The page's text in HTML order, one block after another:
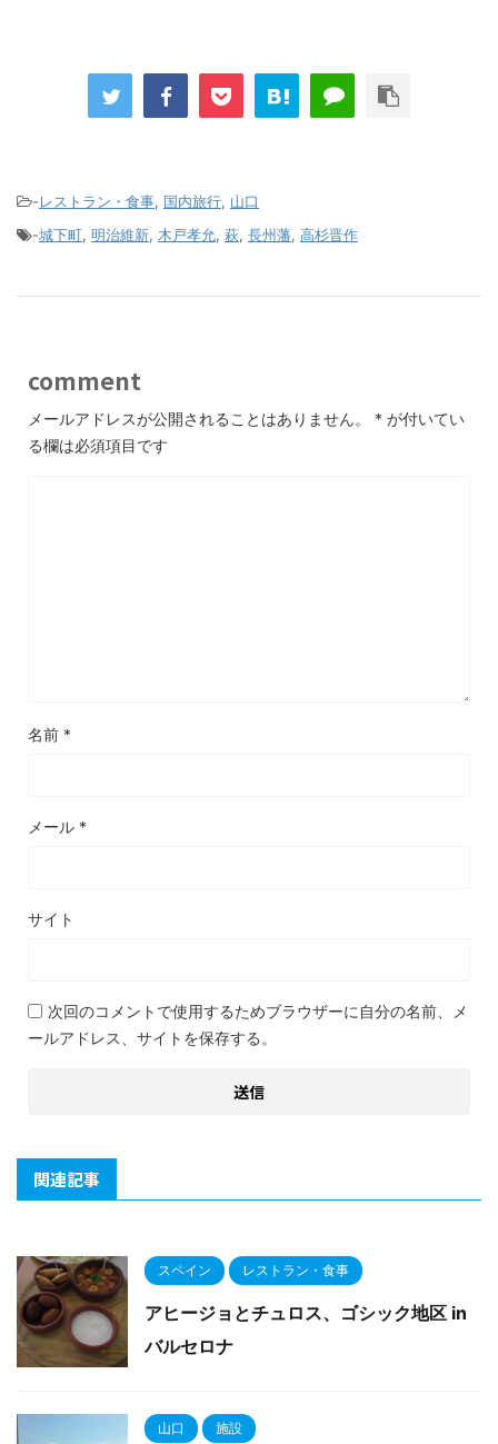
-レストラン・食事, 国内旅行, 山口
-城下町, 明治維新, 木戸孝允, 萩, 長州藩, 高杉晋作
comment
メールアドレスが公開されることはありません。 * が付いてい
る欄は必須項目です
名前 *
メール *
サイト
次回のコメントで使用するためブラウザーに自分の名前、メ
ールアドレス、サイトを保存する。
関連記事
スペイン レストラン・食事
アヒージョとチュロス、ゴシック地区 in
バルセロナ
山口 施設